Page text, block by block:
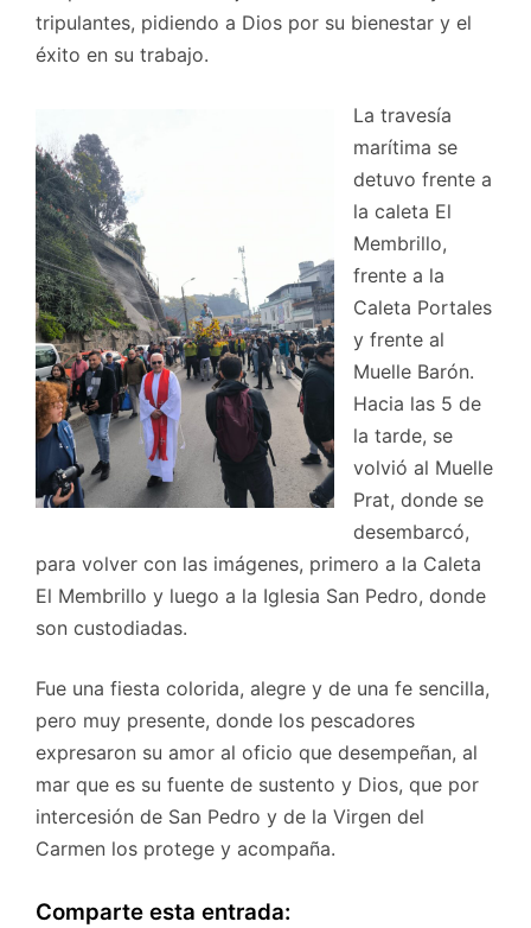
tripulantes, pidiendo a Dios por su bienestar y el
éxito en su trabajo.
La travesía
marítima se
detuvo frente a
la caleta El
Membrillo,
frente a la
Caleta Portales
y frente al
Muelle Barón.
Hacia las 5 de
la tarde, se
volvió al Muelle
Prat, donde se
desembarcó,
para volver con las imágenes, primero a la Caleta
El Membrillo y luego a la Iglesia San Pedro, donde
son custodiadas.
Fue una fiesta colorida, alegre y de una fe sencilla,
pero muy presente, donde los pescadores
expresaron su amor al oficio que desempeñan, al
mar que es su fuente de sustento y Dios, que por
intercesión de San Pedro y de la Virgen del
Carmen los protege y acompaña.
Comparte esta entrada: